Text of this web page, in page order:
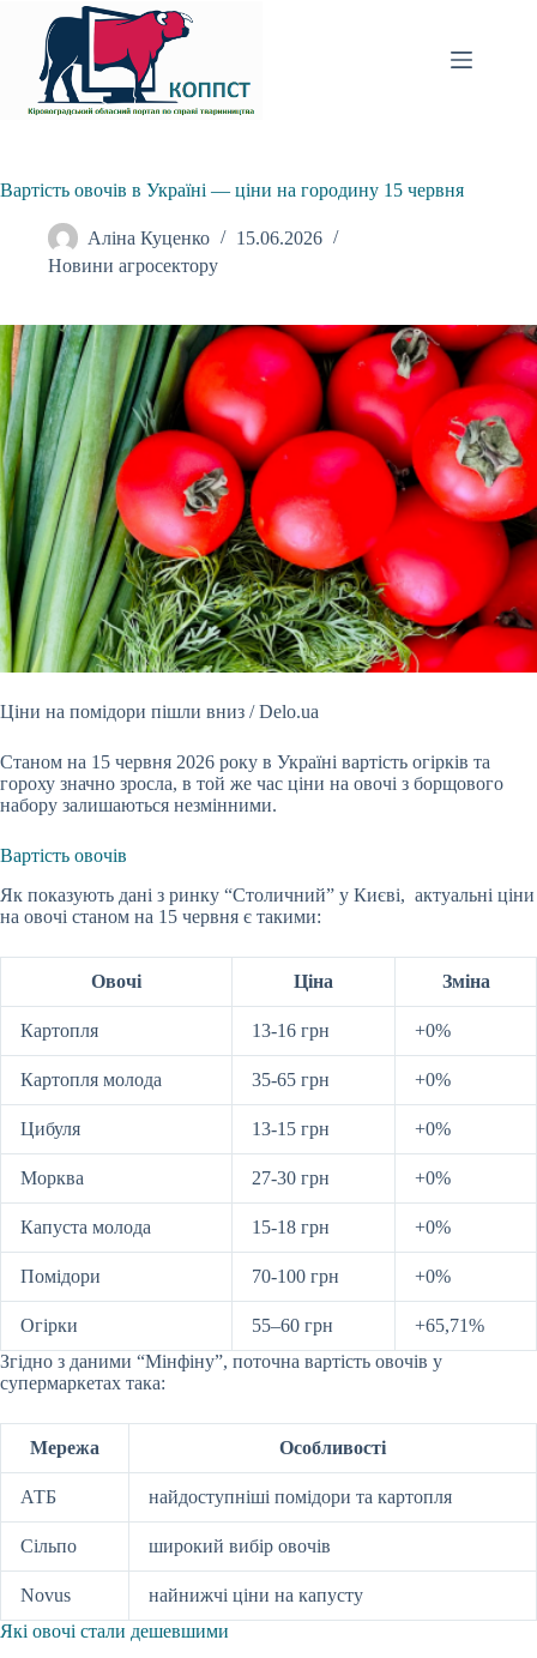
вмісту
Вартість овочів в Україні — ціни на городину 15 червня
Аліна Куценко
15.06.2026
Новини агросектору
Ціни на помідори пішли вниз / Delo.ua
Станом на 15 червня 2026 року в Україні вартість огірків та
гороху значно зросла, в той же час ціни на овочі з борщового
набору залишаються незмінними.
Вартість овочів
Як показують дані з ринку “Столичний” у Києві, актуальні ціни
на овочі станом на 15 червня є такими:
Овочі Ціна Зміна
Картопля 13-16 грн +0%
Картопля молода 35-65 грн +0%
Цибуля 13-15 грн +0%
Морква 27-30 грн +0%
Капуста молода 15-18 грн +0%
Помідори 70-100 грн +0%
Огірки 55–60 грн +65,71%
Згідно з даними “Мінфіну”, поточна вартість овочів у
супермаркетах така:
Мережа Особливості
АТБ найдоступніші помідори та картопля
Сільпо широкий вибір овочів
Novus
найнижчі ціни на капусту
Які овочі стали дешевшими